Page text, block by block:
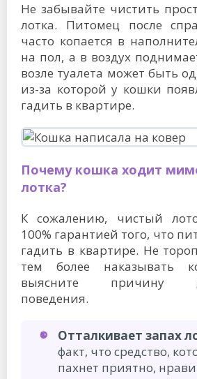
Не забывайте чистить
лотка. Питомец после
часто копается в
на пол, а в воздух
возле туалета может быть
из-за которой у кошки
гадить в квартире.
Почему кошка ходит
лотка?
К сожалению, чистый
100% гарантией того, что
гадить в квартире. Не
тем более наказывать
выясните причину
поведения.
Отталкивает запах
факт, что средство,
пахнет приятно,